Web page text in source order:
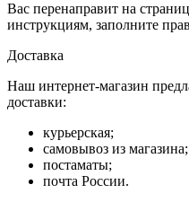
Вас перенаправит на
инструкциям, заполните
Доставка
Наш интернет-магазин
доставки:
курьерская;
самовывоз из магазина;
постаматы;
почта России.